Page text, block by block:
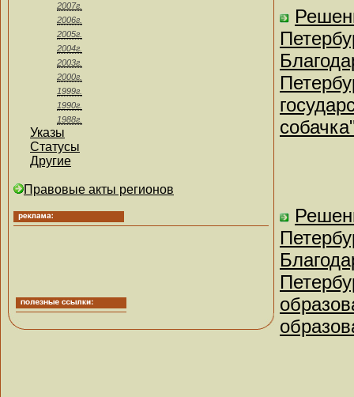
2007г.
2006г.
2005г.
2004г.
2003г.
2000г.
1999г.
1990г.
1988г.
Указы
Статусы
Другие
Правовые акты регионов